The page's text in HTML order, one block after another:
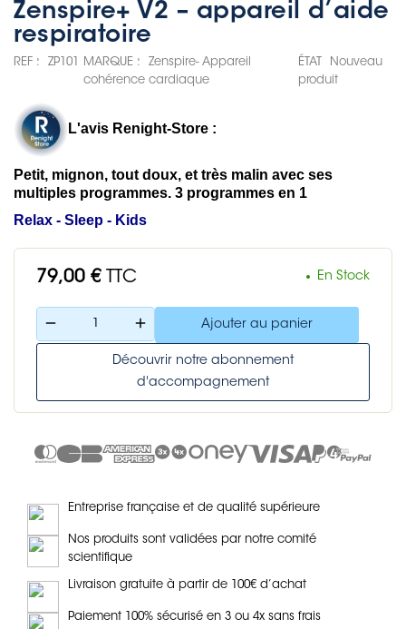
Zenspire+ V2 – appareil d’aide
respiratoire
REF : ZP101 MARQUE :
Zenspire- Appareil
cohérence cardiaque
ÉTAT
Nouveau
produit
L'avis Renight-Store :
Petit, mignon, tout doux, et très malin avec ses
multiples programmes. 3 programmes en 1
Relax - Sleep - Kids
79,00 € TTC En Stock
remove add Ajouter au panier
Découvrir notre abonnement
d'accompagnement
Entreprise française et de qualité supérieure
Nos produits sont validées par notre comité
scientifique
Livraison gratuite à partir de 100€ d’achat
Paiement 100% sécurisé en 3 ou 4x sans frais